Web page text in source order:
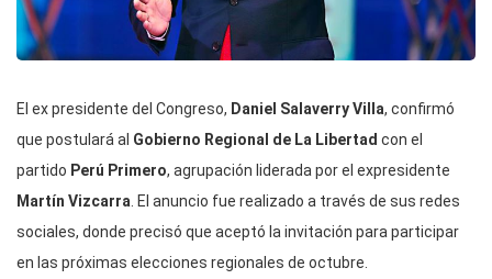
El ex presidente del Congreso, Daniel Salaverry Villa, confirmó
que postulará al Gobierno Regional de La Libertad con el
partido Perú Primero, agrupación liderada por el expresidente
Martín Vizcarra . El anuncio fue realizado a través de sus redes
sociales, donde precisó que aceptó la invitación para participar
en las próximas elecciones regionales de octubre.